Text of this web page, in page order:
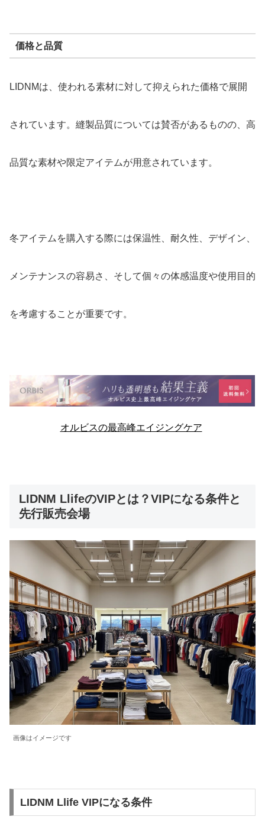
価格と品質
LIDNMは、使われる素材に対して抑えられた価格で展開
されています。縫製品質については賛否があるものの、高
品質な素材や限定アイテムが用意されています。
冬アイテムを購入する際には保温性、耐久性、デザイン、
メンテナンスの容易さ、そして個々の体感温度や使用目的
を考慮することが重要です。
オルビスの最高峰エイジングケア
LIDNM LlifeのVIPとは？VIPになる条件と
先行販売会場
画像はイメージです
LIDNM Llife VIPになる条件